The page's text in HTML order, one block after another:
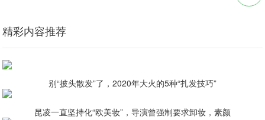
精彩内容推荐
别“披头散发”了，2020年大火的5种“扎发技巧”
昆凌一直坚持化“欧美妆”，导演曾强制要求卸妆，素颜